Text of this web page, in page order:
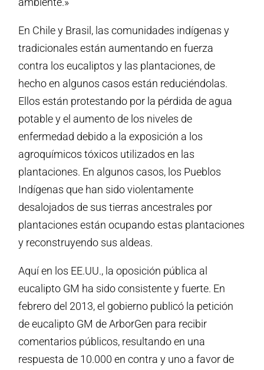
En Chile y Brasil, las comunidades indígenas y
tradicionales están aumentando en fuerza
contra los eucaliptos y las plantaciones, de
hecho en algunos casos están reduciéndolas.
Ellos están protestando por la pérdida de agua
potable y el aumento de los niveles de
enfermedad debido a la exposición a los
agroquímicos tóxicos utilizados en las
plantaciones. En algunos casos, los Pueblos
Indígenas que han sido violentamente
desalojados de sus tierras ancestrales por
plantaciones están ocupando estas plantaciones
y reconstruyendo sus aldeas.
Aquí en los EE.UU., la oposición pública al
eucalipto GM ha sido consistente y fuerte. En
febrero del 2013, el gobierno publicó la petición
de eucalipto GM de ArborGen para recibir
comentarios públicos, resultando en una
respuesta de 10.000 en contra y uno a favor de